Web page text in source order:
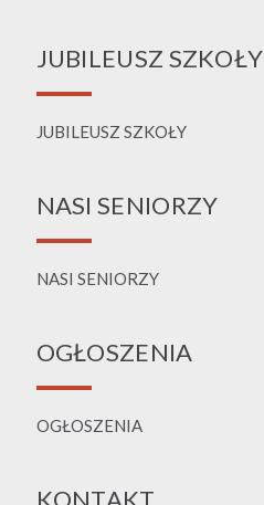
JUBILEUSZ SZKOŁY
JUBILEUSZ SZKOŁY
NASI SENIORZY
NASI SENIORZY
OGŁOSZENIA
OGŁOSZENIA
KONTAKT